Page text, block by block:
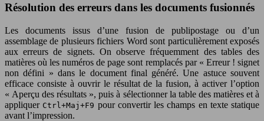
Résolution des erreurs dans les documents fusionnés
Les documents issus d’une fusion de publipostage ou d’un
assemblage de plusieurs fichiers Word sont particulièrement exposés
aux erreurs de signets. On observe fréquemment des tables des
matières où les numéros de page sont remplacés par « Erreur ! signet
non défini » dans le document final généré. Une astuce souvent
efficace consiste à ouvrir le résultat de la fusion, à activer l’option
« Aperçu des résultats », puis à sélectionner la table des matières et à
appliquer Ctrl+Maj+F9 pour convertir les champs en texte statique
avant l’impression.